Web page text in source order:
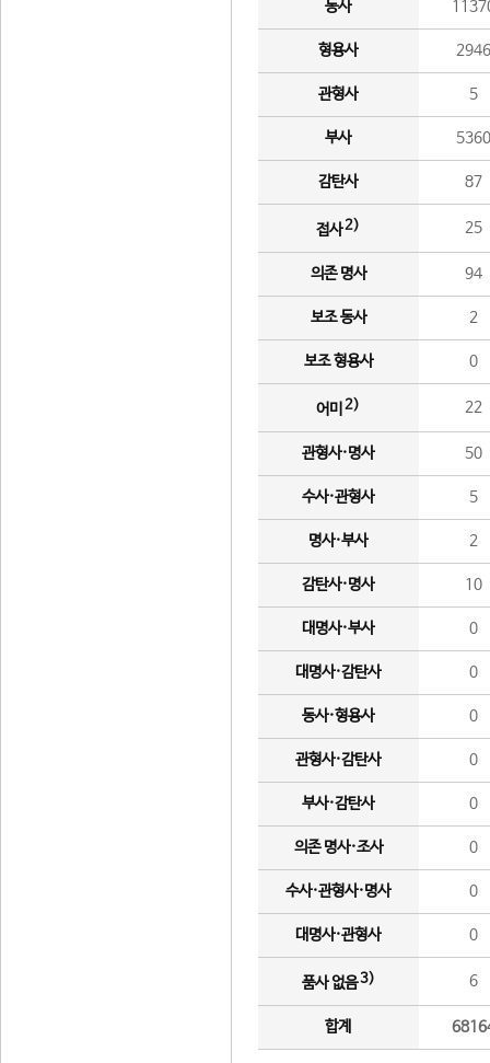
동사
형용사 2946
관형사 5
부사 5360
감탄사 87
접사2) 25
의존 명사 94
보조 동사 2
보조 형용사 0
어미 2) 22
관형사·명사 50
수사·관형사 5
명사·부사 2
감탄사·명사 10
대명사·부사 0
대명사·감탄사 0
동사·형용사 0
관형사·감탄사 0
부사·감탄사 0
의존 명사·조사 0
수사·관형사·명사 0
대명사·관형사 0
품사 없음3) 6
합계